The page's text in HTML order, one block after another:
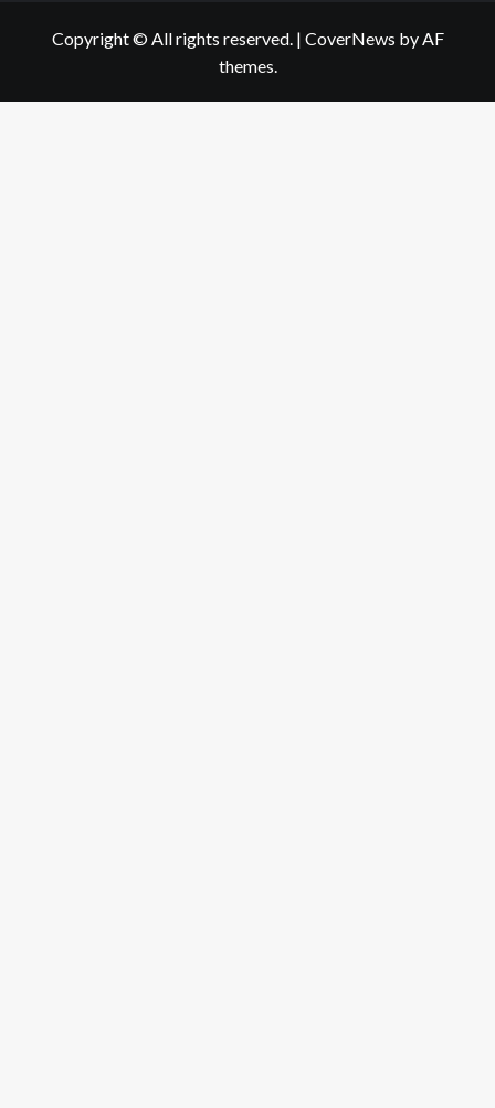
Copyright © All rights reserved. | CoverNews by AF
themes.